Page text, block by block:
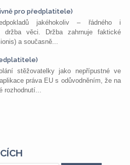
pro předplatitele)
jakéhokoliv – řádného i
držba věci. Držba zahrnuje faktické
a současně...
stěžovatelky jako nepřípustné ve
práva EU s odůvodněním, že na
rozhodnutí...